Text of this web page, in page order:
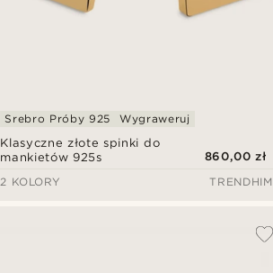
Klasyczne złote spinki do
mankietów 925s
Srebro Próby 925 Wygraweruj
860,00 zł
2 KOLORY
TRENDHIM